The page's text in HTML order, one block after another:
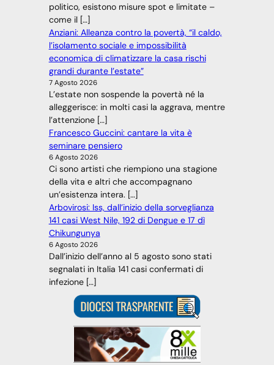
politico, esistono misure spot e limitate –
come il […]
Anziani: Alleanza contro la povertà, “il caldo,
l’isolamento sociale e impossibilità
economica di climatizzare la casa rischi
grandi durante l’estate”
7 Agosto 2026
L’estate non sospende la povertà né la
alleggerisce: in molti casi la aggrava, mentre
l’attenzione […]
Francesco Guccini: cantare la vita è
seminare pensiero
6 Agosto 2026
Ci sono artisti che riempiono una stagione
della vita e altri che accompagnano
un’esistenza intera. […]
Arbovirosi: Iss, dall’inizio della sorveglianza
141 casi West Nile, 192 di Dengue e 17 dì
Chikungunya
6 Agosto 2026
Dall’inizio dell’anno al 5 agosto sono stati
segnalati in Italia 141 casi confermati di
infezione […]